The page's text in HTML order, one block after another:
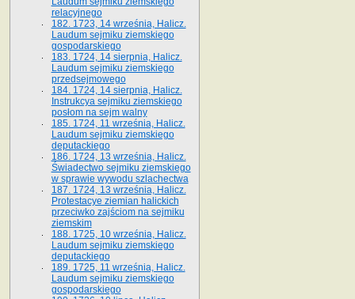
relacyjnego
182. 1723, 14 września, Halicz.
Laudum sejmiku ziemskiego
gospodarskiego
183. 1724, 14 sierpnia, Halicz.
Laudum sejmiku ziemskiego
przedsejmowego
184. 1724, 14 sierpnia, Halicz.
Instrukcya sejmiku ziemskiego
posłom na sejm walny
185. 1724, 11 września, Halicz.
Laudum sejmiku ziemskiego
deputackiego
186. 1724, 13 września, Halicz.
Świadectwo sejmiku ziemskiego
w sprawie wywodu szlachectwa
187. 1724, 13 września, Halicz.
Protestacye ziemian halickich
przeciwko zajściom na sejmiku
ziemskim
188. 1725, 10 września, Halicz.
Laudum sejmiku ziemskiego
deputackiego
189. 1725, 11 września, Halicz.
Laudum sejmiku ziemskiego
gospodarskiego